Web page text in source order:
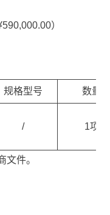
）
规格型号 数量
/ 1项
文件。